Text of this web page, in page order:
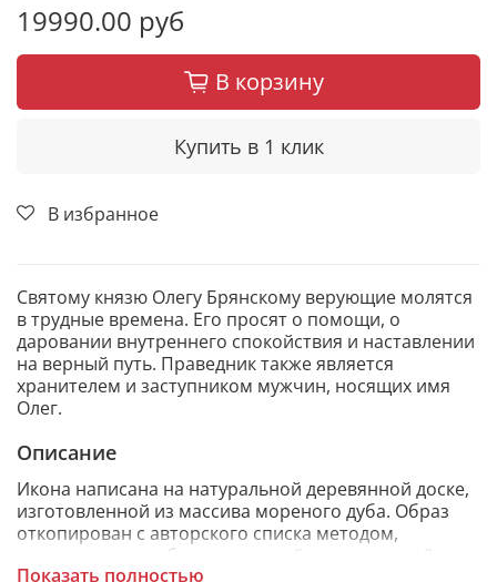
19990.00 руб
В корзину
Купить в 1 клик
В избранное
Святому князю Олегу Брянскому верующие молятся
в трудные времена. Его просят о помощи, о
даровании внутреннего спокойствия и наставлении
на верный путь. Праведник также является
хранителем и заступником мужчин, носящих имя
Олег.
Описание
Икона написана на натуральной деревянной доске,
изготовленной из массива мореного дуба. Образ
откопирован с авторского списка методом,
получившим одобрение русской православной
Показать полностью